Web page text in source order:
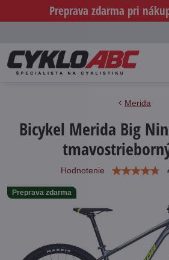
Preprava zdarma pri
Preprava zdarma
Merida
Bicykel Merida Big
Hodnotenie